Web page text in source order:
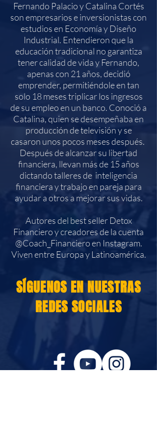
Fernando Palacio y Catalina Cortés
son empresarios e inversionistas con
estudios en Economía y Diseño
Industrial. Entendieron que la
educación tradicional no garantiza
tener calidad de vida y Fernando,
apenas con 21 años, decidió
emprender, permitiéndole en tan
solo 18 meses triplicar los ingresos
de su empleo en un banco. Conoció a
Catalina, quien se desempeñaba en
producción de televisión y se
casaron unos pocos meses después.
Después de alcanzar su libertad
financiera, llevan más de 15 años
dictando talleres de inteligencia
financiera y trabajo en pareja para
ayudar a otros a mejorar sus vidas.
Autores del best seller Detox
Financiero y creadores de la cuenta
@Coach_Financiero en Instagram.
Viven entre Europa y Latinoamérica.
SÍGUENOS EN NUESTRAS
REDES SOCIALES